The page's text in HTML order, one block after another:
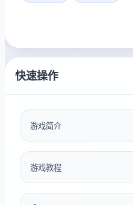
快速操作
游戏简介
游戏教程